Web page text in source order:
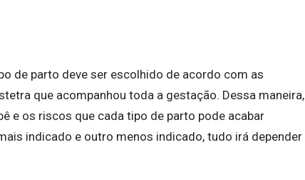
de parto deve ser escolhido de acordo com as
que acompanhou toda a gestação. Dessa maneira,
e os riscos que cada tipo de parto pode acabar
indicado e outro menos indicado, tudo irá depender